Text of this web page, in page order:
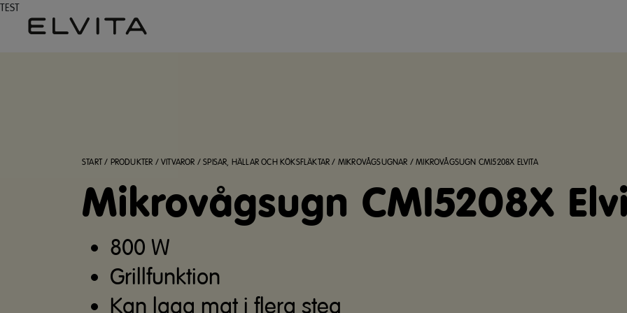
TEST
START / PRODUKTER /VITVAROR /SPISAR, HÄLLAR OCH KÖKSFLÄKTAR / MIKROVÅGSUGNAR /MIKROVÅGSUGN CMI5208X ELVITA
Mikrovågsugn CMI5208X
800 W
Grillfunktion
Kan laga mat i flera steg